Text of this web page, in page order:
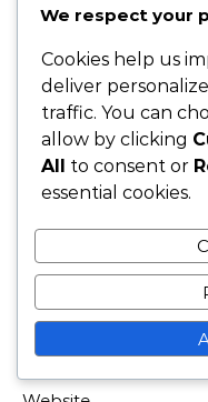
Your email address
fields are marked*
Name*
We respect your
Cookies help us
deliver
traffic. You can
allow by clicking
All to consent or
essential cookies.